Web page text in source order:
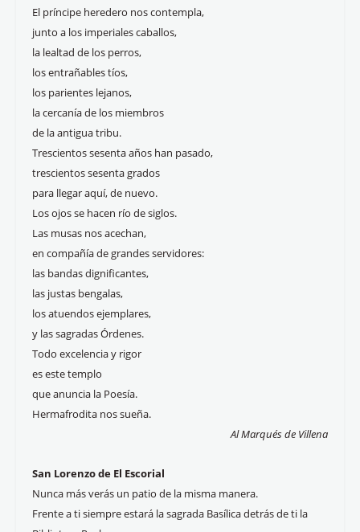
El príncipe heredero nos contempla,
junto a los imperiales caballos,
la lealtad de los perros,
los entrañables tíos,
los parientes lejanos,
la cercanía de los miembros
de la antigua tribu.
Trescientos sesenta años han pasado,
trescientos sesenta grados
para llegar aquí, de nuevo.
Los ojos se hacen río de siglos.
Las musas nos acechan,
en compañía de grandes servidores:
las bandas dignificantes,
las justas bengalas,
los atuendos ejemplares,
y las sagradas Órdenes.
Todo excelencia y rigor
es este templo
que anuncia la Poesía.
Hermafrodita nos sueña.
Al Marqués de Villena
San Lorenzo de El Escorial
Nunca más verás un patio de la misma manera.
Frente a ti siempre estará la sagrada Basílica detrás de ti la